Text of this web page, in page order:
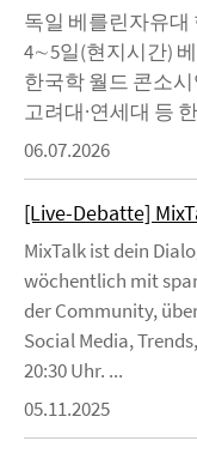
독일 베를린자유
4∼5일(현지시간)
한국학 월드 콘소
고려대·연세대 등
06.07.2026
[Live-Debatte]
MixTalk ist dein
wöchentlich mit
der Community,
Social Media,
20:30 Uhr. ...
05.11.2025